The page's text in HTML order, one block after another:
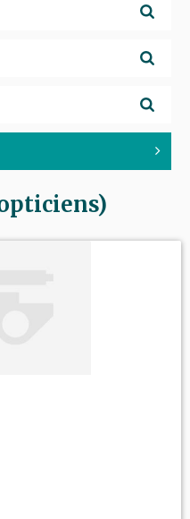
opticiens)